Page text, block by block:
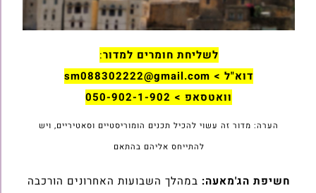
לשליחת חומרים למדור:
דוא"ל > sm088302222@gmail.com
וואטסאפ > 050-902-1-902
הערה: מדור זה עשוי להכיל תכנים הומוריסטיים וסאטיריים, ויש
להתייחס אליהם בהתאם
חשיפת הג'מאעה: במהלך השבועות האחרונים הורכבה